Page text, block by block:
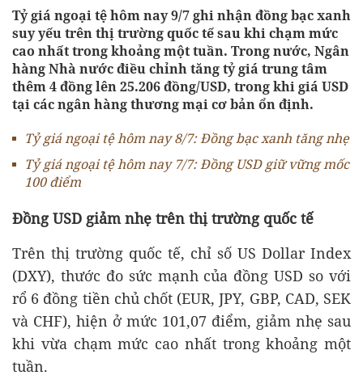
Tỷ giá ngoại tệ hôm nay 9/7 ghi nhận đồng bạc xanh
suy yếu trên thị trường quốc tế sau khi chạm mức
cao nhất trong khoảng một tuần. Trong nước, Ngân
hàng Nhà nước điều chỉnh tăng tỷ giá trung tâm
thêm 4 đồng lên 25.206 đồng/USD, trong khi giá USD
tại các ngân hàng thương mại cơ bản ổn định.
Tỷ giá ngoại tệ hôm nay 8/7: Đồng bạc xanh tăng nhẹ
Tỷ giá ngoại tệ hôm nay 7/7: Đồng USD giữ vững mốc
100 điểm
Đồng USD giảm nhẹ trên thị trường quốc tế
Trên thị trường quốc tế, chỉ số US Dollar Index
(DXY), thước đo sức mạnh của đồng USD so với
rổ 6 đồng tiền chủ chốt (EUR, JPY, GBP, CAD, SEK
và CHF), hiện ở mức 101,07 điểm, giảm nhẹ sau
khi vừa chạm mức cao nhất trong khoảng một
tuần.